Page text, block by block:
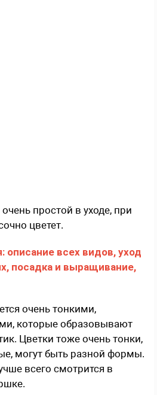
простой в уходе, при
цветет.
очень тонкими,
которые образовывают
Цветки тоже очень тонки,
могут быть разной формы.
всего смотрится в